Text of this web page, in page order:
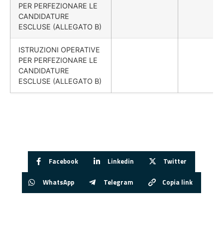
PER PERFEZIONARE LE
CANDIDATURE
ESCLUSE (ALLEGATO B)
ISTRUZIONI OPERATIVE
PER PERFEZIONARE LE
CANDIDATURE
ESCLUSE (ALLEGATO B)
Facebook Linkedin Twitter
WhatsApp Telegram Copia link